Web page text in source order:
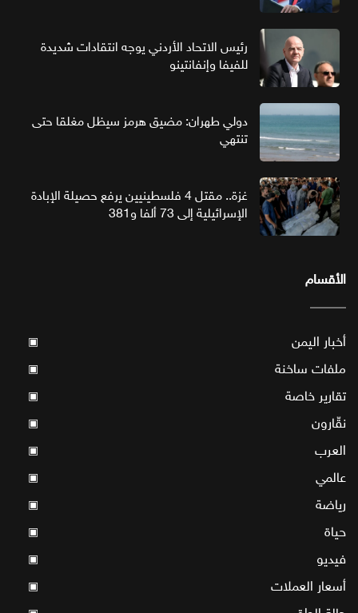
رئيس الاتحاد الأردني يوجه انتقادات شديدة
للفيفا وإنفانتينو
دولي طهران: مضيق هرمز سيظل مغلقا حتى
تنتهي
غزة.. مقتل 4 فلسطينيين يرفع حصيلة الإبادة
الإسرائيلية إلى 73 ألفا و381
الأقسام
أخبار اليمن ▣
ملفات ساخنة ▣
تقارير خاصة ▣
نقّارون ▣
العرب ▣
عالمي ▣
رياضة ▣
حياة ▣
فيديو ▣
أسعار العملات ▣